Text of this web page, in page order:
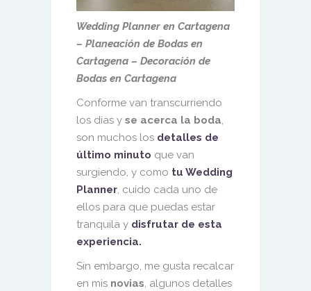
Wedding Planner en Cartagena
– Planeación de Bodas en
Cartagena – Decoración de
Bodas en Cartagena
Conforme van transcurriendo
los días y se acerca la boda,
son muchos los detalles de
último minuto que van
surgiendo, y como tu Wedding
Planner, cuido cada uno de
ellos para que puedas estar
tranquila y disfrutar de esta
experiencia.
Sin embargo, me gusta recalcar
en mis novias, algunos detalles